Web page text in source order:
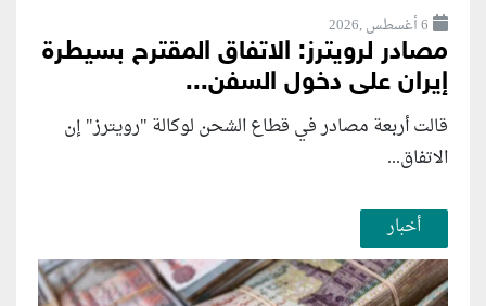
6 أغسطس ,2026
مصادر لرويترز: الاتفاق المقترح بسيطرة
إيران على دخول السفن...
قالت أربعة مصادر في قطاع الشحن لوكالة "رويترز" إن
الاتفاق...
أخبار